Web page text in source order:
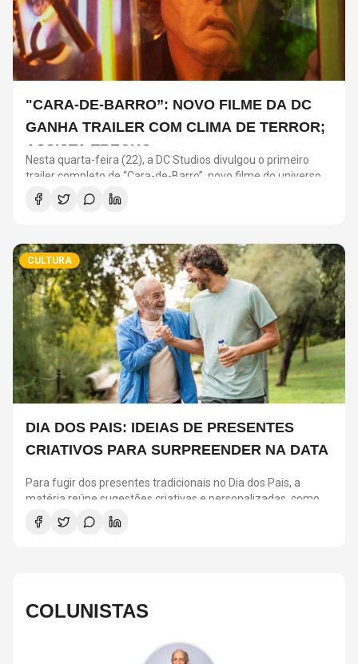
"CARA-DE-BARRO”: NOVO FILME DA DC
GANHA TRAILER COM CLIMA DE TERROR;
ASSISTA TRECHO
Nesta quarta-feira (22), a DC Studios divulgou o primeiro
trailer completo de “Cara-de-Barro”, novo filme do universo
da produtora nos cinemas.
CULTURA
DIA DOS PAIS: IDEIAS DE PRESENTES
CRIATIVOS PARA SURPREENDER NA DATA
Para fugir dos presentes tradicionais no Dia dos Pais, a
matéria reúne sugestões criativas e personalizadas, como
vinis, cursos de gastronomia, assinaturas de café, ingressos
para shows, ensaios em família e experiências
COLUNISTAS